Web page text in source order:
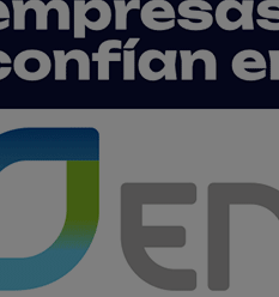
Un embalaje de 8 kg de capacidad